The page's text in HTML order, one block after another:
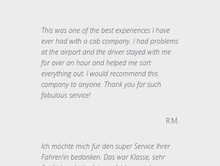
This was one of the best experiences I have
ever had with a cab company. I had problems
at the airport and the driver stayed with me
for over an hour and helped me sort
everything out. I would recommend this
company to anyone. Thank you for such
fabulous service!
R.M.
Ich möchte mich für den super Service Ihrer
Fahrer/in bedanken. Das war Klasse, sehr